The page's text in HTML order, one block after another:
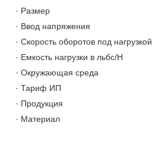
· Размер
· Ввод напряжения
· Скорость оборотов под нагрузкой
· Емкость нагрузки в льбс/Н
· Окружающая среда
· Тариф ИП
· Продукция
· Материал